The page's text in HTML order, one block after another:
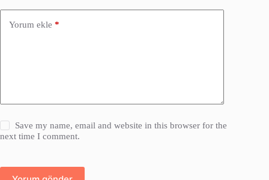
Yorum ekle *
Save my name, email and website in this browser for the
next time I comment.